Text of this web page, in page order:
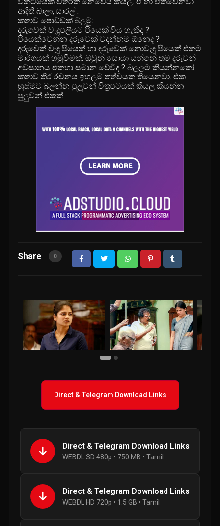
ආදිති බාලා, සාරල් .
කතාව පොඩ්ඩක් බලමු:
දරුවෙක් වැදුපලියට පියෙක් විය හැකිද ?
පියෙක්වෙන්න දරුවෙක් වදන්නම ඕනෙද ?
දරුවෙක් වැදු පියෙක් හා දරුවෙක් නොවැදු පියෙක් එකම
මාර්ගයක් හමුවීමක්. ඔවුන් සොයා යන්නේ තම දරුවන්
අවසානය එකහා සමාන වේවිද ? බලලම කියන්නකෝ.
කතාව තිර රචනය ඉහලම තත්වයක තියෙනවා. එක
හුස්මට බලන්න පුලුවන් චිත්‍රපටයක් කියල කියන්න
පුලුවන් එකක්.
Share 0
Direct & Telegram Download Links
Direct & Telegram Download Links
WEBDL SD 480p • 750 MB • Tamil
Direct & Telegram Download Links
WEBDL HD 720p • 1.5 GB • Tamil